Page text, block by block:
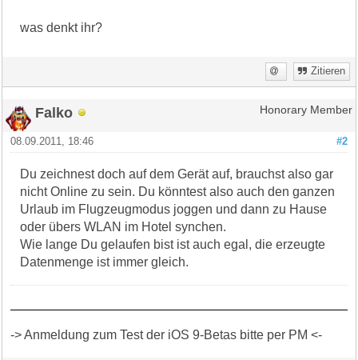
was denkt ihr?
Zitieren
Falko Honorary Member
#2
08.09.2011, 18:46
Du zeichnest doch auf dem Gerät auf, brauchst also gar
nicht Online zu sein. Du könntest also auch den ganzen
Urlaub im Flugzeugmodus joggen und dann zu Hause
oder übers WLAN im Hotel synchen.
Wie lange Du gelaufen bist ist auch egal, die erzeugte
Datenmenge ist immer gleich.
-> Anmeldung zum Test der iOS 9-Betas bitte per PM <-